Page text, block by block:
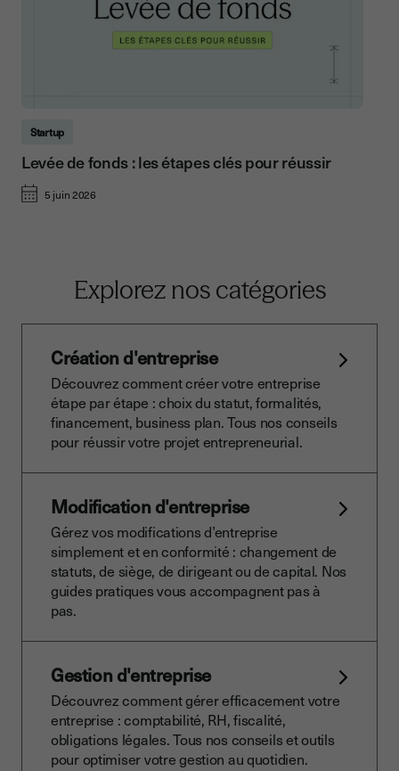
Startup
Levée de fonds : les étapes clés pour réussir
5 juin 2026
Explorez nos catégories
Création d'entreprise
Découvrez comment créer votre entreprise
étape par étape : choix du statut, formalités,
financement, business plan. Tous nos conseils
pour réussir votre projet entrepreneurial.
Modification d'entreprise
Gérez vos modifications d’entreprise
simplement et en conformité : changement de
statuts, de siège, de dirigeant ou de capital. Nos
guides pratiques vous accompagnent pas à
pas.
Gestion d'entreprise
Découvrez comment gérer efficacement votre
entreprise : comptabilité, RH, fiscalité,
obligations légales. Tous nos conseils et outils
pour optimiser votre gestion au quotidien.